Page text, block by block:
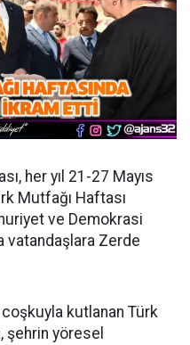
her yıl 21-27 Mayıs
Mutfağı Haftası
ve Demokrasi
vatandaşlara Zerde
coşkuyla kutlanan Türk
şehrin yöresel